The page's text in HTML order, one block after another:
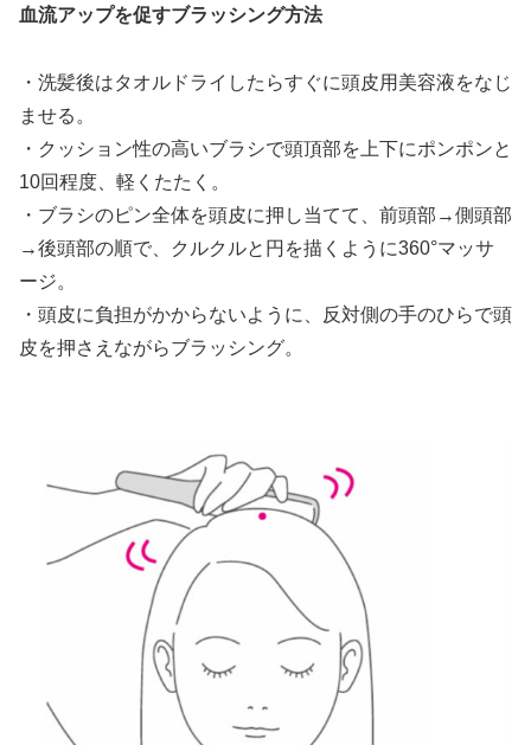
血流アップを促すブラッシング方法
・洗髪後はタオルドライしたらすぐに頭皮用美容液をなじ
ませる。
・クッション性の高いブラシで頭頂部を上下にポンポンと
10回程度、軽くたたく。
・ブラシのピン全体を頭皮に押し当てて、前頭部→側頭部
→後頭部の順で、クルクルと円を描くように360°マッサ
ージ。
・頭皮に負担がかからないように、反対側の手のひらで頭
皮を押さえながらブラッシング。